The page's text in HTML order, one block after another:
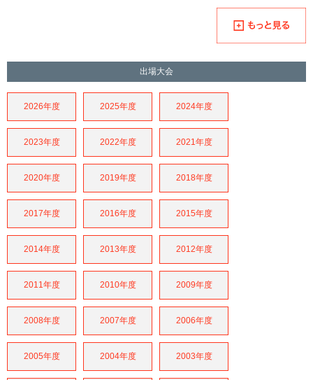
出場大会
2026年度 2025年度 2024年度
2023年度 2022年度 2021年度
2020年度 2019年度 2018年度
2017年度 2016年度 2015年度
2014年度 2013年度 2012年度
2011年度 2010年度 2009年度
2008年度 2007年度 2006年度
2005年度 2004年度 2003年度